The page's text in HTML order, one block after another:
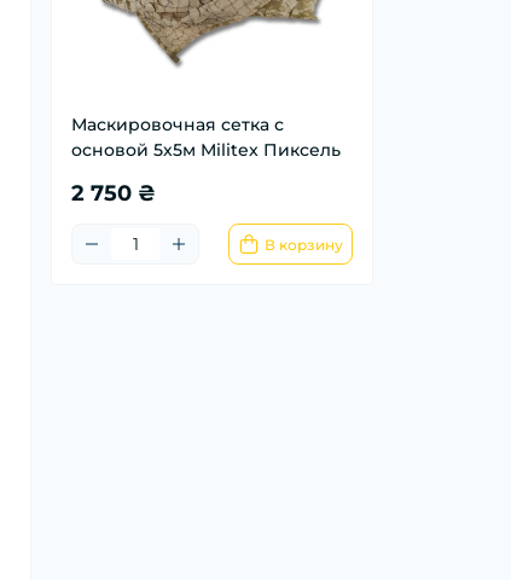
Маскировочная сетка с
основой 5х5м Militex Пиксель
2 750 ₴
В корзину